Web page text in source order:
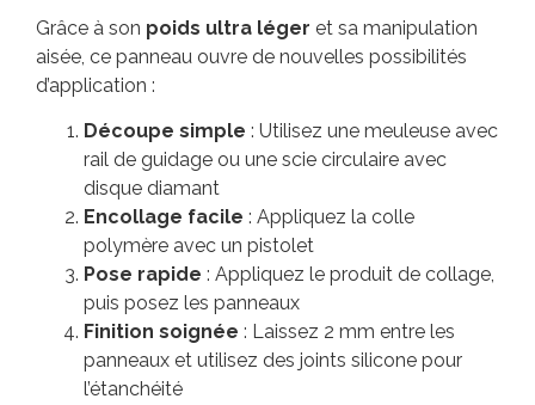
Grâce à son poids ultra léger et sa manipulation
aisée, ce panneau ouvre de nouvelles possibilités
d’application :
Découpe simple : Utilisez une meuleuse avec
rail de guidage ou une scie circulaire avec
disque diamant
Encollage facile : Appliquez la colle
polymère avec un pistolet
Pose rapide : Appliquez le produit de collage,
puis posez les panneaux
Finition soignée : Laissez 2 mm entre les
panneaux et utilisez des joints silicone pour
l’étanchéité